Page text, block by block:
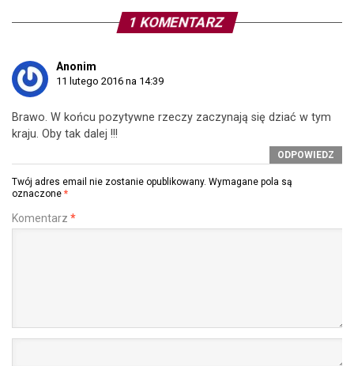
1 KOMENTARZ
Anonim
11 lutego 2016 na 14:39
Brawo. W końcu pozytywne rzeczy zaczynają się dziać w tym
kraju. Oby tak dalej !!!
ODPOWIEDZ
Twój adres email nie zostanie opublikowany. Wymagane pola są
oznaczone *
Komentarz *